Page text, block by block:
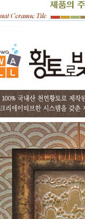
, 번거러워 저희 시공
, 시공 포함한 세부 견
.
토아트에서..
가로세로 크기를 줄자
재어 보시고,
셉만 골라주시면 최
적을 드립니다.
인트 벽화부분 즉, 토
를 줄이면 저렴하게
거실 아트월 이외에는
턴타일 위주로 디자
기능성 자재의 성능
.
파월,중문,콘솔☆
이즈를 예를들어 가
위 검색코너에서 가로
원하는 크기의 상품